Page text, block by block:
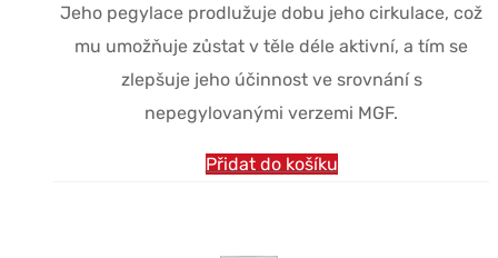
Jeho pegylace prodlužuje dobu jeho cirkulace, což
mu umožňuje zůstat v těle déle aktivní, a tím se
zlepšuje jeho účinnost ve srovnání s
nepegylovanými verzemi MGF.
Přidat do košíku